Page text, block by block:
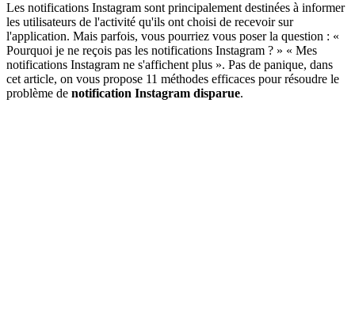
Les notifications Instagram sont principalement destinées à informer
les utilisateurs de l'activité qu'ils ont choisi de recevoir sur
l'application. Mais parfois, vous pourriez vous poser la question : «
Pourquoi je ne reçois pas les notifications Instagram ? » « Mes
notifications Instagram ne s'affichent plus ». Pas de panique, dans
cet article, on vous propose 11 méthodes efficaces pour résoudre le
problème de notification Instagram disparue.